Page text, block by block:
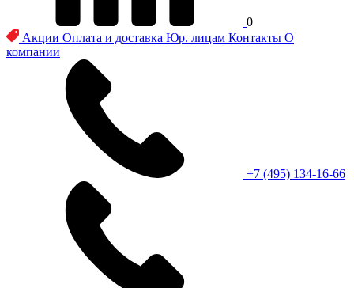
0
Акции Оплата и доставка Юр. лицам Контакты О
компании
+7 (495) 134-16-66